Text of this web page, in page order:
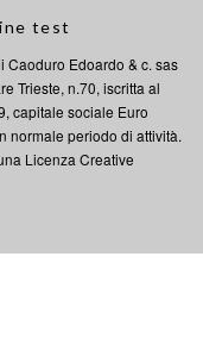
test
Caoduro Edoardo & c. sas
Trieste, n.70, iscritta al
capitale sociale Euro
normale periodo di attività.
Licenza Creative